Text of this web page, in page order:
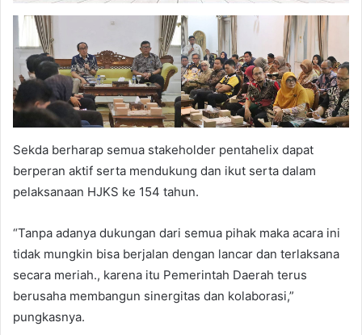
Sekda berharap semua stakeholder pentahelix dapat
berperan aktif serta mendukung dan ikut serta dalam
pelaksanaan HJKS ke 154 tahun.
“Tanpa adanya dukungan dari semua pihak maka acara ini
tidak mungkin bisa berjalan dengan lancar dan terlaksana
secara meriah., karena itu Pemerintah Daerah terus
berusaha membangun sinergitas dan kolaborasi,”
pungkasnya.